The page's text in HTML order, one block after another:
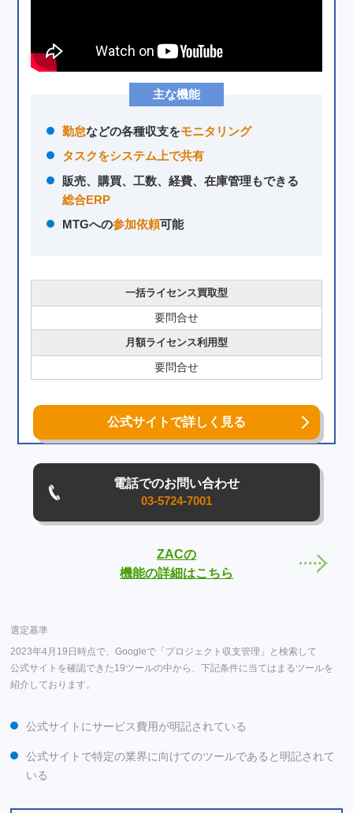
主な機能
勤怠などの各種収支をモニタリング
タスクをシステム上で共有
販売、購買、工数、経費、在庫管理もできる
総合ERP
MTGへの参加依頼可能
一括ライセンス買取型
要問合せ
月額ライセンス利用型
要問合せ
公式サイトで詳しく見る
電話でのお問い合わせ
03-5724-7001
ZACの
機能の詳細はこちら
選定基準
2023年4月19日時点で、Googleで「プロジェクト収支管理」と検索して
公式サイトを確認できた19ツールの中から、下記条件に当てはまるツールを
紹介しております。
公式サイトにサービス費用が明記されている
公式サイトで特定の業界に向けてのツールであると明記されて
いる